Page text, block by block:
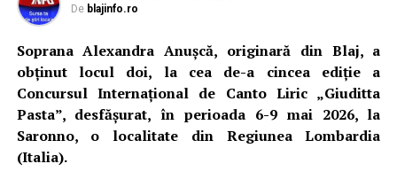
Adaugă blajinfo.ro ca sursă
preferată pe Google
Ultimele știri din Blaj
ACS Atomic Blaj, medalie de bronz la Campionatul
De blajinfo.ro
Soprana Alexandra Anușcă, originară din Blaj, a
obținut locul doi, la cea de-a cincea ediție a
Concursul Internațional de Canto Liric „Giuditta
Pasta”, desfășurat, în perioada 6-9 mai 2026, la
Saronno, o localitate din Regiunea Lombardia
(Italia).